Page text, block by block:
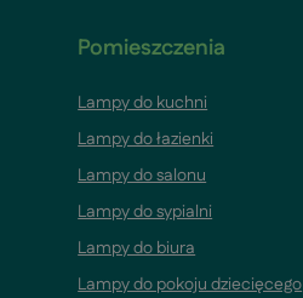
Pomieszczenia
Lampy do kuchni
Lampy do łazienki
Lampy do salonu
Lampy do sypialni
Lampy do biura
Lampy do pokoju dziecięcego